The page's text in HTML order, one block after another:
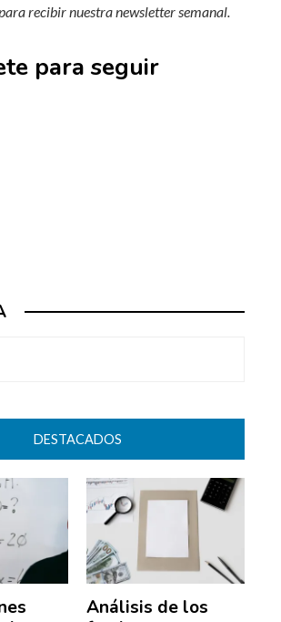
recibir nuestranewsletter semanal.
para seguir
DESTACADOS
Análisis de los